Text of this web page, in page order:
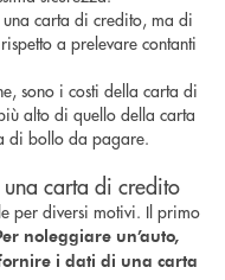
una carta di credito, ma di
a prelevare contanti
sono i costi della carta di
alto di quello della carta
di bollo da pagare.
carta di credito
per diversi motivi. Il primo
noleggiare un’auto,
i dati di una carta